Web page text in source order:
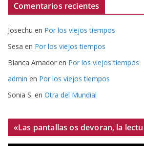
Comentarios recientes
Josechu en Por los viejos tiempos
Sesa en Por los viejos tiempos
Blanca Amador en Por los viejos tiempos
admin en Por los viejos tiempos
Sonia S. en Otra del Mundial
«Las pantallas os devoran, la